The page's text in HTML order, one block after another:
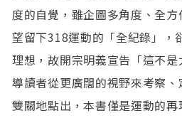
度的自覺，雖企圖多角度、全
望留下318運動的「全紀錄」，
理想，故開宗明義宣告「這不
導讀者從更廣闊的視野來考察
雙關地點出，本書僅是運動的